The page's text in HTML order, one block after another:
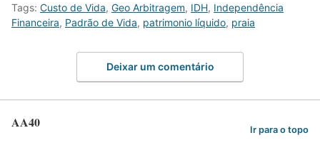
Tags: Custo de Vida, Geo Arbitragem, IDH, Independência
Financeira, Padrão de Vida, patrimonio líquido, praia
Deixar um comentário
AA40 Ir para o topo